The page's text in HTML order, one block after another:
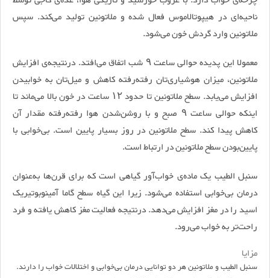
ناحیه‌ای در هیپوتالاموس فعال شده و ملاتونین تولید می‌کند. سپس
ملاتونین وارد گردش خون می‌شود.
معمولا این پدیده حوالی ساعت ۹ شب اتفاق می‌افتد. درنتیجه‌ی افزایش
ملاتونین، میزان هوشیاری‌تان رفته‌رفته کاهش و میل‌تان به خوابیدن
افزایش می‌یابد. سطح ملاتونین تا حدود ۱۲ ساعت در خون بالا می‌ماند تا
اینکه حوالی ساعت ۹ صبح و با روشن‌شدن هوا رفته‌رفته مقدار آن
کاهش پیدا کند. سطح ملاتونین در روز بسیار پایین است. بی‌خوابی با
پایین‌بودن سطح ملاتونین در ارتباط است.
سنبل الطیب یک ماده‌ی خواب‌آور گیاهی است که برای قرن‌ها به‌عنوان
درمان بی‌خوابی استفاده می‌شود. زیرا این گیاه سطح گاما آمینوبوتیریک
اسید را در مغز افزایش می‌دهد. درنتیجه فعالیت مغز کاهش یافته و فرد
راحت‌تر به خواب می‌رود.
مزایا
سنبل الطیب و ملاتونین هر دو توانایی درمان بی‌خوابی و اختلالات خواب را دارند.